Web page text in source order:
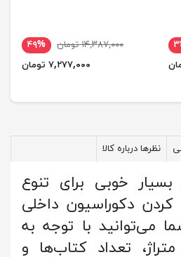
۱۴,۳۸۷,۰۰۰ تومان
۴۹%
۷,۲۷۷,۰۰۰ تومان
نظرها درباره کالا
بسیار خوبی برای تنوع
دکوراسیون داخلی
می‌توانید با توجه به
تعداد کتاب‌ها و